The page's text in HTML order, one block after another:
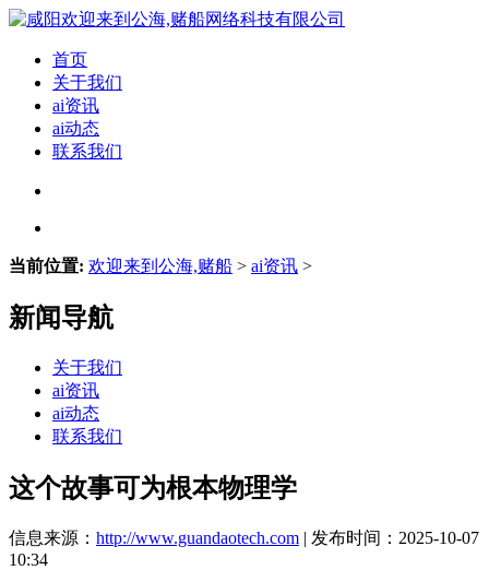
首页
关于我们
ai资讯
ai动态
联系我们
当前位置: 欢迎来到公海,赌船 > ai资讯 >
新闻导航
关于我们
ai资讯
ai动态
联系我们
这个故事可为根本物理学
信息来源： http://www.guandaotech.com | 发布时间：2025-10-07
10:34